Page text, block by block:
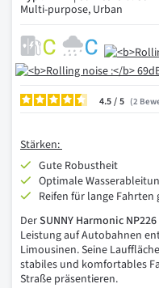
Multi-purpose, Urban
4.5/ 2
Stärken:
Gute Robustheit
Optimale
Reifen für lange Fahrten
DerSUNNY Harmonic NP226
Leistung auf Autobahnen
Limousinen. Seine
stabiles und komfortables
Straße präsentieren.